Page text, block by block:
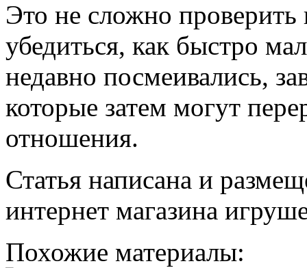
Это не сложно
убедиться, как быстро
недавно посмеивались,
которые затем могут
отношения.
Статья написана и
интернет магазина
Похожие материалы: